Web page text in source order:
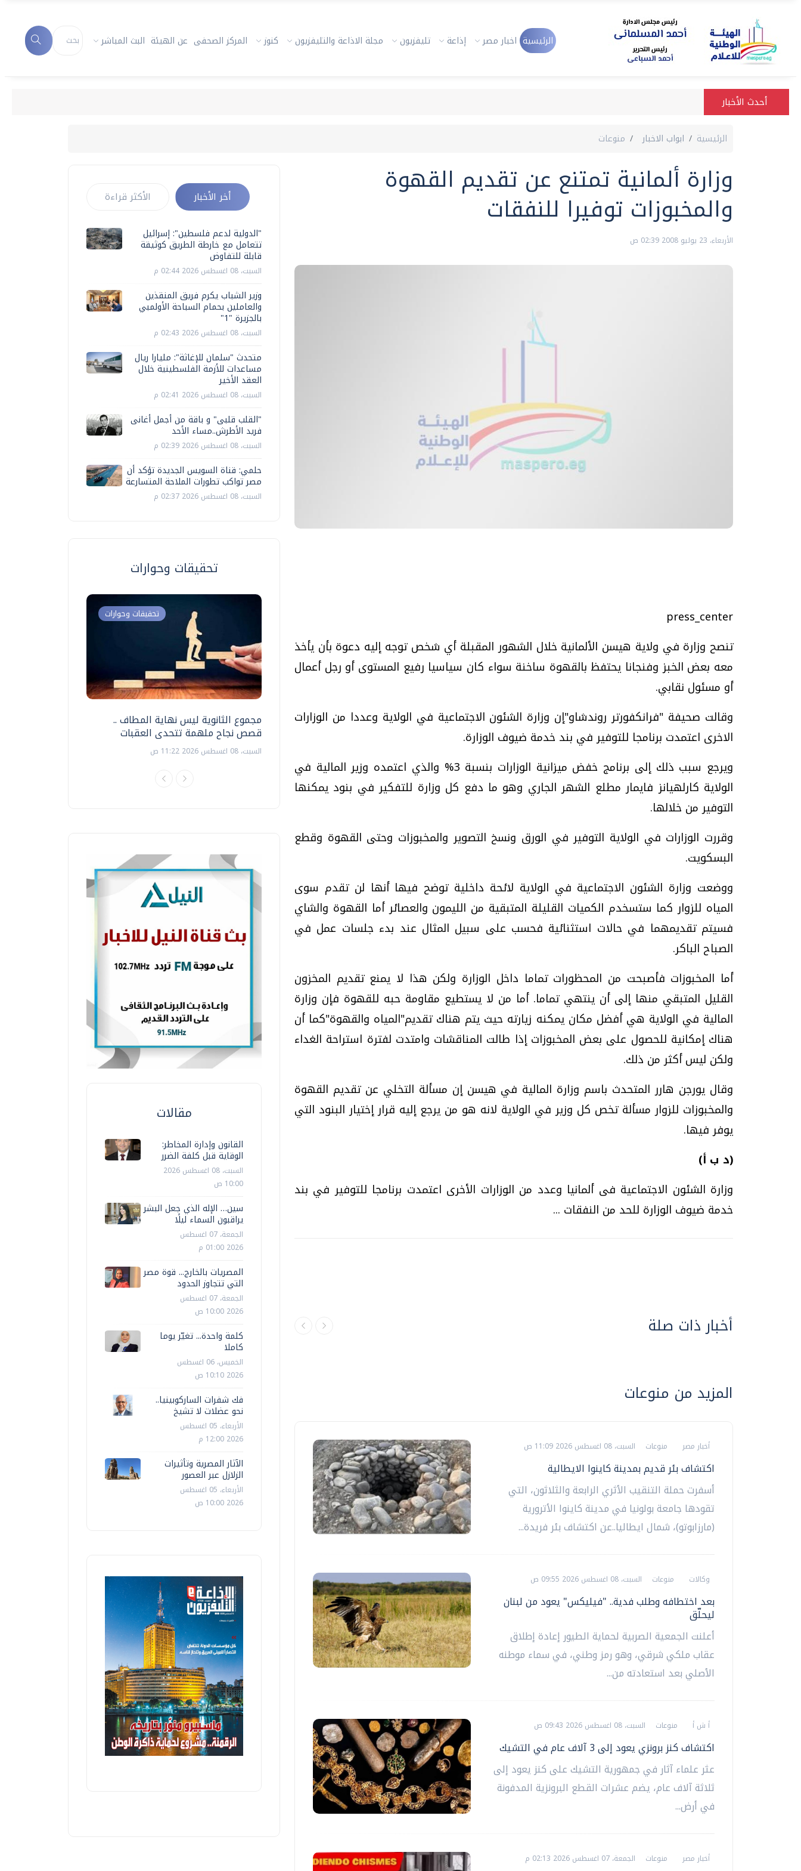
الرئيسية اخبار مصر إذاعة تليفزيون مجلة الاذاعة والتليفزيون كنوز المركز الصحفى عن الهيئة البث المباشر
أحدث الأخبار
الرئيسية ابواب الاخبار منوعات
وزارة ألمانية تمتنع عن تقديم القهوة
والمخبوزات توفيرا للنفقات
الأربعاء، 23 يوليو 2008 02:39 ص
press_center
تنصح وزارة في ولاية هيسن الألمانية خلال الشهور المقبلة أي شخص توجه إليه دعوة بأن يأخذ
معه بعض الخبز وفنجانا يحتفظ بالقهوة ساخنة سواء كان سياسيا رفيع المستوى أو رجل أعمال
أو مسئول نقابي.
وقالت صحيفة "فرانكفورتر روندشاو"إن وزارة الشئون الاجتماعية في الولاية وعددا من الوزارات
الاخرى اعتمدت برنامجا للتوفير في بند خدمة ضيوف الوزارة.
ويرجع سبب ذلك إلى برنامج خفض ميزانية الوزارات بنسبة 3% والذي اعتمده وزير المالية في
الولاية كارلهيانز فايمار مطلع الشهر الجاري وهو ما دفع كل وزارة للتفكير في بنود يمكنها
التوفير من خلالها.
وقررت الوزارات في الولاية التوفير في الورق ونسخ التصوير والمخبوزات وحتى القهوة وقطع
البسكويت.
ووضعت وزارة الشئون الاجتماعية في الولاية لائحة داخلية توضح فيها أنها لن تقدم سوى
المياه للزوار كما ستسخدم الكميات القليلة المتبقية من الليمون والعصائر أما القهوة والشاي
فسيتم تقديمهما في حالات استثنائية فحسب على سبيل المثال عند بدء جلسات عمل في
الصباح الباكر.
أما المخبوزات فأصبحت من المحظورات تماما داخل الوزارة ولكن هذا لا يمنع تقديم المخزون
القليل المتبقي منها إلى أن ينتهي تماما. أما من لا يستطيع مقاومة حبه للقهوة فإن وزارة
المالية في الولاية هي أفضل مكان يمكنه زيارته حيث يتم هناك تقديم"المياه والقهوة"كما أن
هناك إمكانية للحصول على بعض المخبوزات إذا طالت المناقشات وامتدت لفترة استراحة الغداء
ولكن ليس أكثر من ذلك.
وقال يورجن هارر المتحدث باسم وزارة المالية في هيسن إن مسألة التخلي عن تقديم القهوة
والمخبوزات للزوار مسألة تخص كل وزير في الولاية لانه هو من يرجع إليه قرار إختيار البنود التي
يوفر فيها.
(د ب أ)
وزارة الشئون الاجتماعية فى ألمانيا وعدد من الوزارات الأخرى اعتمدت برنامجا للتوفير في بند
خدمة ضيوف الوزارة للحد من النفقات ...
أخبار ذات صلة
المزيد من منوعات
أخبار مصر منوعات السبت، 08 اغسطس 2026 11:09 ص
اكتشاف بئر قديم بمدينة كاينوا الايطالية
أسفرت حملة التنقيب الأثري الرابعة والثلاثون، التي
تقودها جامعة بولونيا في مدينة كاينوا الأترورية
(مارزابوتو)، شمال ايطاليا..عن اكتشاف بئر فريدة...
وكالات منوعات السبت، 08 اغسطس 2026 09:55 ص
بعد اختطافه وطلب فدية.. "فيليكس" يعود من لبنان
ليحلّق
أعلنت الجمعية الصربية لحماية الطيور إعادة إطلاق
عقاب ملكي شرقي، وهو رمز وطني، في سماء موطنه
الأصلي بعد استعادته من...
أ ش أ منوعات السبت، 08 اغسطس 2026 09:43 ص
اكتشاف كنز برونزي يعود إلى 3 آلاف عام في التشيك
عثر علماء آثار في جمهورية التشيك على كنز يعود إلى
ثلاثة آلاف عام، يضم عشرات القطع البرونزية المدفونة
في أرض...
أخبار مصر منوعات الجمعة، 07 اغسطس 2026 02:13 م
أخر الأخبار الأكثر قراءة
"الدولية لدعم فلسطين": إسرائيل
تتعامل مع خارطة الطريق كوثيقة
قابلة للتفاوض
السبت، 08 اغسطس 2026 02:44 م
وزير الشباب يكرم فريق المنقذين
والعاملين بحمام السباحة الأولمبي
بالجزيرة "1"
السبت، 08 اغسطس 2026 02:43 م
متحدث "سلمان للإغاثة": مليارا ريال
مساعدات للأزمة الفلسطينية خلال
العقد الأخير
السبت، 08 اغسطس 2026 02:41 م
"القلب قلبى" و باقة من أجمل أغانى
فريد الأطرش..مساء الأحد
السبت، 08 اغسطس 2026 02:39 م
حلمي: قناة السويس الجديدة تؤكد أن
مصر تواكب تطورات الملاحة المتسارعة
السبت، 08 اغسطس 2026 02:37 م
تحقيقات وحوارات
تحقيقات وحوارات
مجموع الثانوية ليس نهاية المطاف ..
قصص نجاح ملهمة تتحدى العقبات
السبت، 08 اغسطس 2026 11:22 ص
بعد إشعارات "جوجل" .. هل يمكن التنبوء دليلك للتنسيق الجامعي .. تساؤلات
وإجابات
تحقيقات وحوارات
فيديو.. الإعلام الرقمي.. تقنيات واعدة
وتحديات هائلة
مقالات
القانون وإدارة المخاطر:
الوقاية قبل كلفة الضرر
السبت، 08 اغسطس 2026
10:00 ص
سين… الإله الذي جعل البشر
يراقبون السماء ليلًا
الجمعة، 07 اغسطس
2026 01:00 م
المصريات بالخارج... قوة مصر
التي تتجاوز الحدود
الجمعة، 07 اغسطس
2026 10:00 ص
كلمة واحدة... تغيّر يوما
كاملا
الخميس، 06 اغسطس
2026 10:10 ص
فك شفرات الساركوبينيا..
نحو عضلات لا تشيخ
الأربعاء، 05 اغسطس
2026 12:00 م
الآثار المصرية وتأثيرات
الزلازل عبر العصور
الأربعاء، 05 اغسطس
2026 10:00 ص